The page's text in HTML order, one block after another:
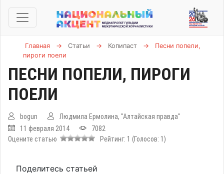
Главная → Статьи → Копипаст →
Песни попели,
пироги поели
ПЕСНИ ПОПЕЛИ, ПИРОГИ
ПОЕЛИ
bogun
Людмила Ермолина, "Алтайская правда"
11 февраля 2014
7082
Оцените статью
Рейтинг: 1 (Голосов: 1 )
Поделитесь статьей